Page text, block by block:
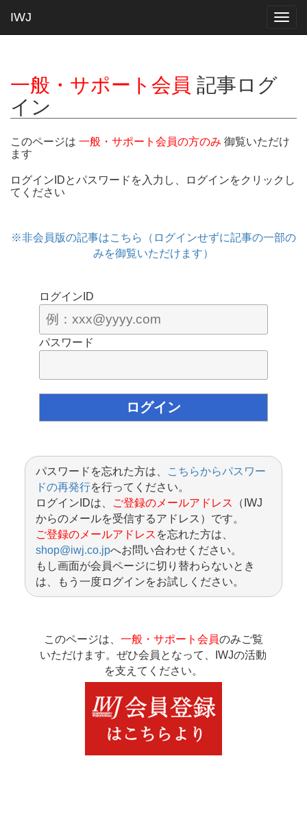
IWJ
一般・サポート会員 記事ログ
イン
このページは 一般・サポート会員の方のみ 御覧いただけ
ます
ログインIDとパスワードを入力し、ログインをクリックし
てください
※非会員版の記事はこちら（ログインせずに記事の一部の
みを御覧いただけます）
ログインID
パスワード
パスワードを忘れた方は、
こちらからパスワー
ドの再発行を行ってください。
ログインIDは、
ご登録のメールアドレス
（IWJ
からのメールを受信するアドレス）です。
ご登録のメールアドレス を忘れた方は、
shop@iwj.co.jpへお問い合わせください。
もし画面が会員ページに切り替わらないとき
は、もう一度ログインをお試しください。
このページは、 一般・サポート会員のみご覧
いただけます。ぜひ会員となって、IWJの活動
を支えてください。